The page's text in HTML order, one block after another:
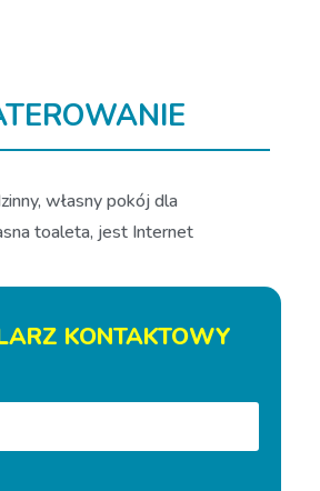
własny pokój dla
toaleta, jest Internet
KONTAKTOWY